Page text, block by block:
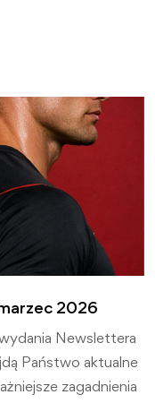
2026
Newslettera
Państwo aktualne
zagadnienia